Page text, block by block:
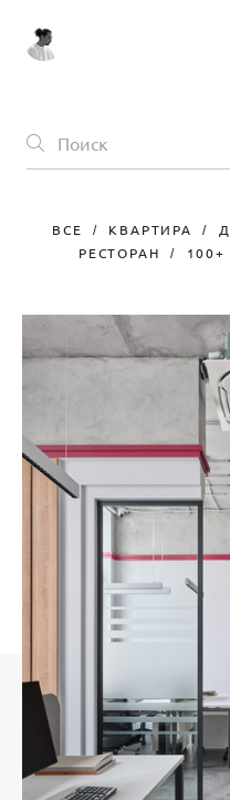
ВСЕ КВАРТИРА
РЕСТОРАН
100+